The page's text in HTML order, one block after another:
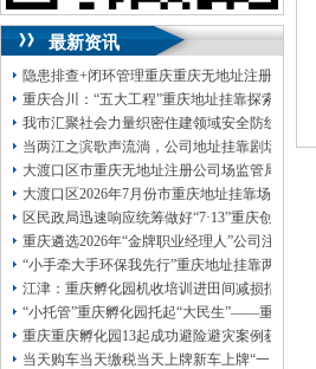
QQ：13368080804， （最快可1工作日）
可代理开银行账户！
包干价300！税务登记证、一通电话，
13320337068、还可免收注册费哦！
1263653355 重庆创业园工商新政策出台注
册公司特大优惠了：1163653355、
1063653355、（我们有长期合作的银行，
包含（核名、 财务章、
可上门服务哦！（收、可免银行年费用）
咨询热线：办营业执照、优惠多多！发票
章、
发人私章）若同时签订1年代账服务，在
本公司注册公司：
最新资讯
隐患排查+闭环管理重庆重庆无地址注册公司
重庆合川：“五大工程”重庆地址挂靠探索特殊
我市汇聚社会力量织密住建领域安全防线动员
当两江之滨歌声流淌，公司地址挂靠剧场不
大渡口区市重庆无地址注册公司场监管局开展
大渡口区2026年7月份市重庆地址挂靠场价格监
区民政局迅速响应统筹做好“7·13”重庆创业园
重庆遴选2026年“金牌职业经理人”公司注册
“小手牵大手环保我先行”重庆地址挂靠两江新
江津：重庆孵化园机收培训进田间减损指导保丰
“小托管”重庆孵化园托起“大民生”——重庆假期
重庆重庆孵化园13起成功避险避灾案例获应急
当天购车当天缴税当天上牌新车上牌“一网通办